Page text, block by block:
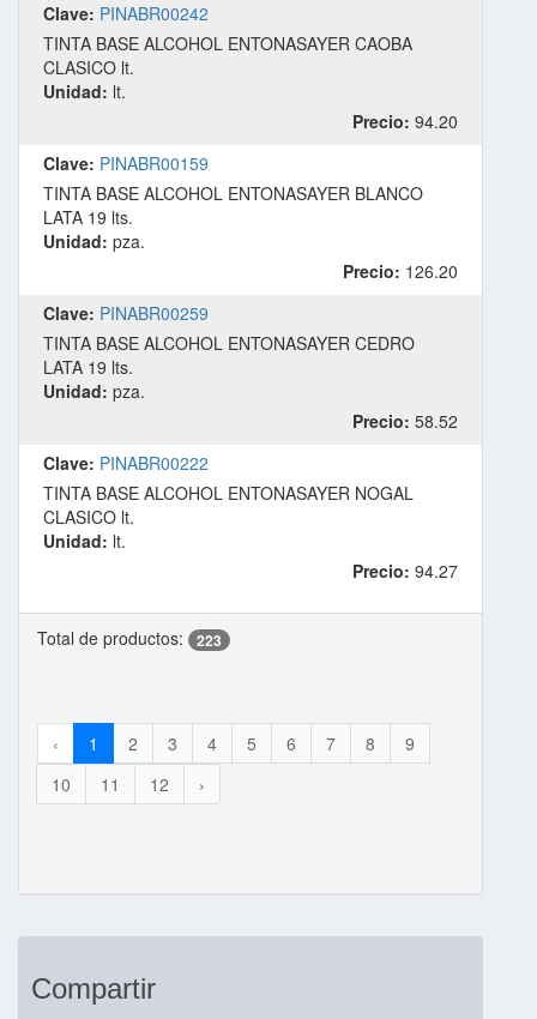
Clave: PINABR00242
TINTA BASE ALCOHOL ENTONASAYER CAOBA
CLASICO lt.
Unidad: lt.
Precio: 94.20
Clave: PINABR00159
TINTA BASE ALCOHOL ENTONASAYER BLANCO
LATA 19 lts.
Unidad: pza.
Precio: 126.20
Clave: PINABR00259
TINTA BASE ALCOHOL ENTONASAYER CEDRO
LATA 19 lts.
Unidad: pza.
Precio: 58.52
Clave: PINABR00222
TINTA BASE ALCOHOL ENTONASAYER NOGAL
CLASICO lt.
Unidad: lt.
Precio: 94.27
Total de productos: 223
‹ 1 2 3 4 5 6 7 8
9
10
11 12 ›
Compartir